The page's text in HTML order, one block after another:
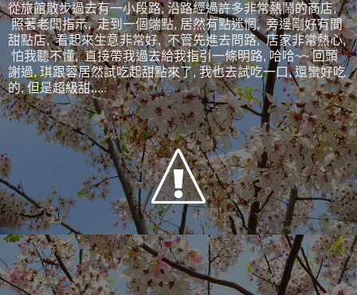
從旅館散步過去有一小段路, 沿路經過許多非常熱鬧的商店,
照著老闆指示, 走到一個端點, 居然有點迷惘, 旁邊剛好有間
甜點店, 看起來生意非常好, 不管先進去問路, 店家非常熱心,
怕我聽不懂, 直接帶我過去給我指引一條明路, 哈哈~~ 回頭
謝過, 琪跟蓉居然試吃起甜點來了, 我也去試吃一口, 還蠻好吃
的, 但是超級甜.....